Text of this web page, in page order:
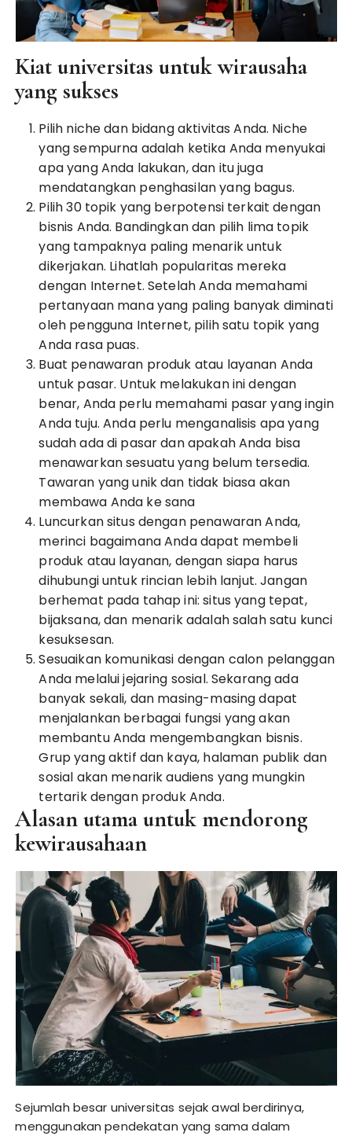
Kiat universitas untuk wirausaha
yang sukses
Pilih niche dan bidang aktivitas Anda. Niche
yang sempurna adalah ketika Anda menyukai
apa yang Anda lakukan, dan itu juga
mendatangkan penghasilan yang bagus.
Pilih 30 topik yang berpotensi terkait dengan
bisnis Anda. Bandingkan dan pilih lima topik
yang tampaknya paling menarik untuk
dikerjakan. Lihatlah popularitas mereka
dengan Internet. Setelah Anda memahami
pertanyaan mana yang paling banyak diminati
oleh pengguna Internet, pilih satu topik yang
Anda rasa puas.
Buat penawaran produk atau layanan Anda
untuk pasar. Untuk melakukan ini dengan
benar, Anda perlu memahami pasar yang ingin
Anda tuju. Anda perlu menganalisis apa yang
sudah ada di pasar dan apakah Anda bisa
menawarkan sesuatu yang belum tersedia.
Tawaran yang unik dan tidak biasa akan
membawa Anda ke sana
Luncurkan situs dengan penawaran Anda,
merinci bagaimana Anda dapat membeli
produk atau layanan, dengan siapa harus
dihubungi untuk rincian lebih lanjut. Jangan
berhemat pada tahap ini: situs yang tepat,
bijaksana, dan menarik adalah salah satu kunci
kesuksesan.
Sesuaikan komunikasi dengan calon pelanggan
Anda melalui jejaring sosial. Sekarang ada
banyak sekali, dan masing-masing dapat
menjalankan berbagai fungsi yang akan
membantu Anda mengembangkan bisnis.
Grup yang aktif dan kaya, halaman publik dan
sosial akan menarik audiens yang mungkin
tertarik dengan produk Anda.
Alasan utama untuk mendorong
kewirausahaan
Sejumlah besar universitas sejak awal berdirinya,
menggunakan pendekatan yang sama dalam